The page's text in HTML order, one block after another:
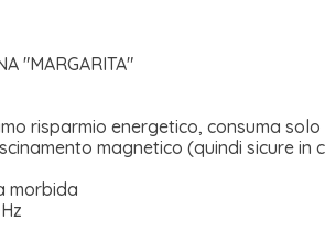
"MARGARITA"
risparmio energetico, consuma solo
magnetico (quindi sicure in
morbida